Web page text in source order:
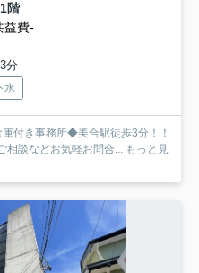
1階
益費-
分
水
付き事務所◆美合駅徒歩3分！！
相談などお気軽お問合... もっと見